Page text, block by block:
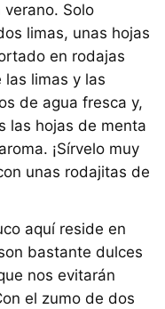
Solo
limas, unas hojas
en rodajas
limas y las
de agua fresca y,
las hojas de menta
¡Sírvelo muy
unas rodajitas de
aquí reside en
bastante dulces
nos evitarán
el zumo de dos